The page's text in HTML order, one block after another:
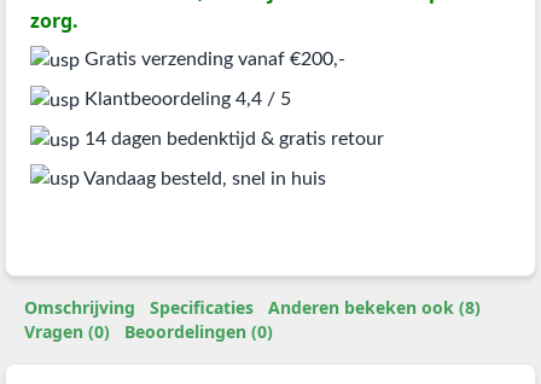
zorg.
Gratis verzending vanaf €200,-
Klantbeoordeling 4,4 / 5
14 dagen bedenktijd & gratis retour
Vandaag besteld, snel in huis
Omschrijving Specificaties
Anderen bekeken ook (8)
Vragen (0)
Beoordelingen (0)